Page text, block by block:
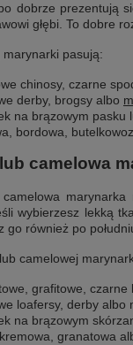
dobrze prezentują
głębi. To dobre
marynarki pasują:
chinosy, czarne
derby, brogsy albo
na brązowym pasku
bordowa,
camelowa
marynarka
wybierzesz lekką
go również po
camelowej
grafitowe, czarne
loafersy, derby albo
na brązowym
kremowa, granatowa